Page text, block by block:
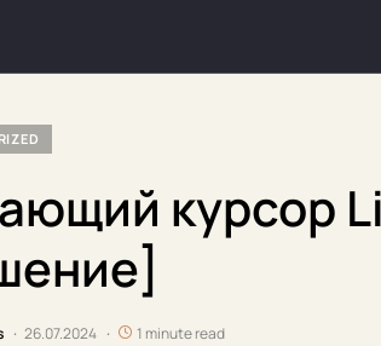
курсор
26.07.2024 1 minute read